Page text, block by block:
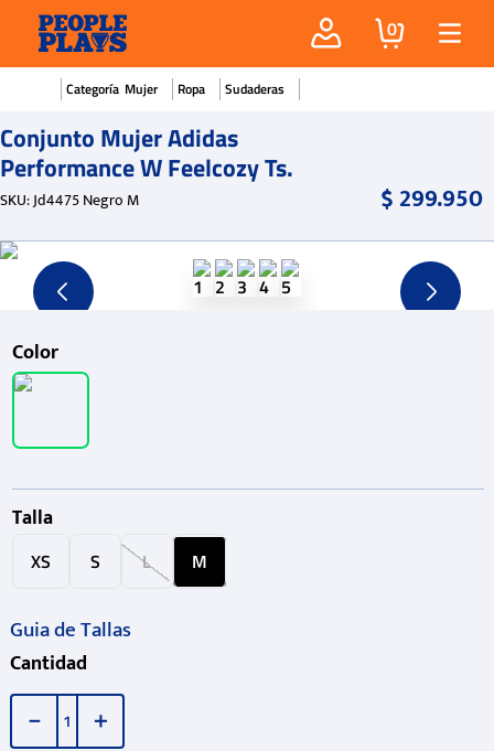
0
Mujer Ropa Sudaderas
Conjunto Mujer Adidas
Performance W Feelcozy Ts.
SKU:Jd4475 Negro M $299.950
Color
Talla
XS S L M
Guia de Tallas
Cantidad
＋
－